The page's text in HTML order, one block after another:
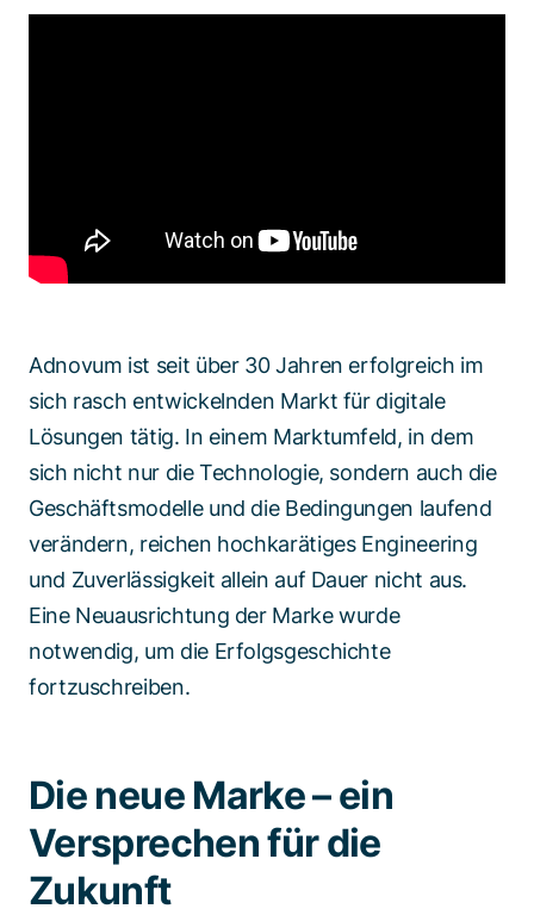
Adnovum ist seit über 30 Jahren erfolgreich im
sich rasch entwickelnden Markt für digitale
Lösungen tätig. In einem Marktumfeld, in dem
sich nicht nur die Technologie, sondern auch die
Geschäftsmodelle und die Bedingungen laufend
verändern, reichen hochkarätiges Engineering
und Zuverlässigkeit allein auf Dauer nicht aus.
Eine Neuausrichtung der Marke wurde
notwendig, um die Erfolgsgeschichte
fortzuschreiben.
Die neue Marke – ein
Versprechen für die
Zukunft